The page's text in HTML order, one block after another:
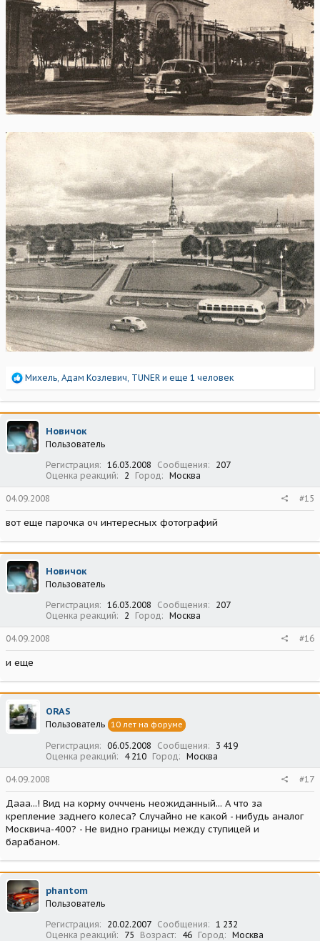
Р
а
к
ц
и
и
Михель Адам Козлевич TUNER и еще 1 человек
Новичок
Пользователь
Регистрация
16.03.2008 Сообщения
207
Оценка реакций
2 Город Москва
04.09.2008 #15
вот еще парочка оч интересных фотографий
Новичок
Пользователь
Регистрация
16.03.2008 Сообщения
207
Оценка реакций
2 Город Москва
04.09.2008 #16
и еще
ORAS
Пользователь 10 лет на форуме
Регистрация 06.05.2008 Сообщения
3 419
Оценка реакций
4 210 Город Москва
04.09.2008 #17
Дааа...! Вид на корму очччень неожиданный... А что за
крепление заднего колеса? Случайно не какой - нибудь аналог
Москвича-400? - Не видно границы между ступицей и
барабаном.
phantom
Пользователь
Регистрация
20.02.2007 Сообщения
1 232
Оценка реакций
75 Возраст 46 Город Москва